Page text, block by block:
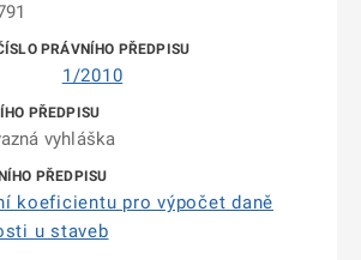
1/2010
vyhláška
koeficientu pro výpočet daně
u staveb